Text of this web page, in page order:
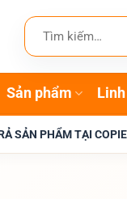
Tìm
kiếm:
Sản phẩm
SẢN PHẨM TẠI